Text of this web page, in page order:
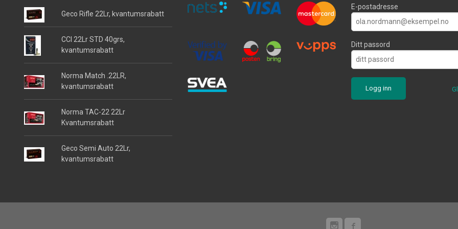
Geco Rifle 22Lr, kvantumsrabatt
CCI 22Lr STD 40grs,
kvantumsrabatt
Norma Match .22LR,
kvantumsrabatt
Norma TAC-22 22Lr
Kvantumsrabatt
Geco Semi Auto 22Lr,
kvantumsrabatt
E-postadresse
Ditt passord